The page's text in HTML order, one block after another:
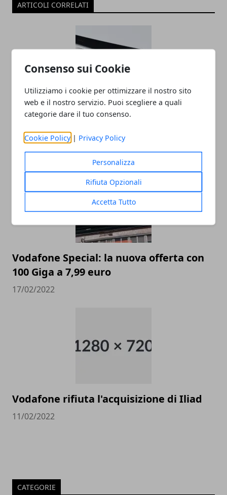
Consenso sui Cookie
Utilizziamo i cookie per ottimizzare il nostro sito
web e il nostro servizio. Puoi scegliere a quali
categorie dare il tuo consenso.
Cookie Policy | Privacy Policy
Personalizza
Rifiuta Opzionali
Accetta Tutto
ARTICOLI CORRELATI
Vodafone lancia una nuova promo che
comprende PlayStation 5 o Switch
Vodafone Special: la nuova offerta con
100 Giga a 7,99 euro
17/02/2022
Vodafone rifiuta l'acquisizione di Iliad
11/02/2022
CATEGORIE